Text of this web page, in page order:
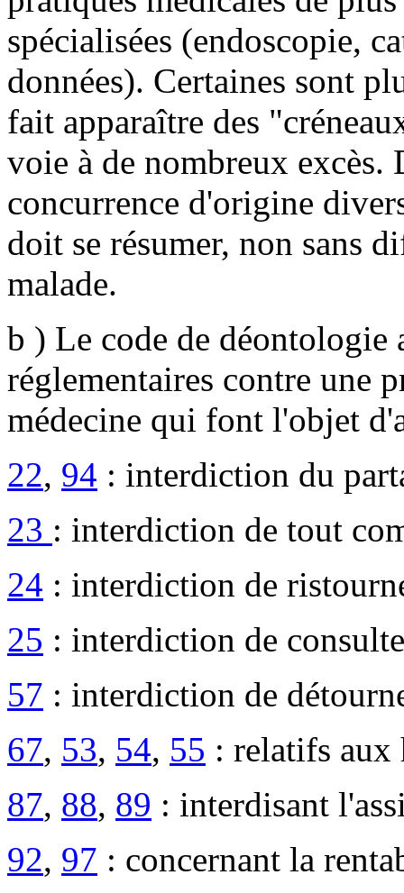
spécialisées (endoscopie,
données). Certaines sont
fait apparaître des
voie à de nombreux excès.
concurrence d'origine
doit se résumer, non sans
malade.
b ) Le code de déontologie
réglementaires contre une
médecine qui font l'objet
22, 94 : interdiction du
23 : interdiction de tout
24 : interdiction de
25 : interdiction de
57 : interdiction de
67, 53, 54, 55 : relatifs aux
87, 88, 89 : interdisant
92, 97 : concernant la